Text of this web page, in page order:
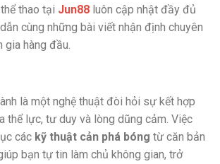
thao tại Jun88 luôn cập nhật đầy đủ
cùng những bài viết nhận định chuyên
gia hàng đầu.
là một nghệ thuật đòi hỏi sự kết hợp
thể lực, tư duy và lòng dũng cảm. Việc
các kỹ thuật cản phá bóng từ căn bản
bạn tự tin làm chủ không gian, trở